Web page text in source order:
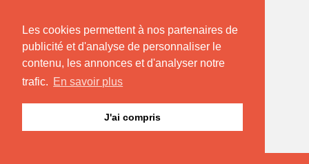
Les cookies permettent à nos partenaires de
publicité et d'analyse de personnaliser le
contenu, les annonces et d'analyser notre
trafic. En savoir plus
J'ai compris